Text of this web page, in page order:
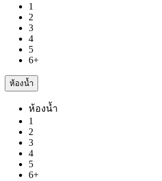
1
2
3
4
5
6+
ห้องน้ำ
ห้องน้ำ
1
2
3
4
5
6+